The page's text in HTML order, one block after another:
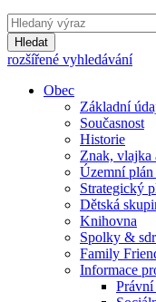
Hledat
rozšířené vyhledávání
Obec
Základní
Současnost
Historie
Znak, vlajka
Územní
Strategický
Dětská
Knihovna
Spolky &
Family
Informace
Právní